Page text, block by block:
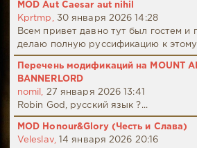
MOD Aut Caesar aut nihil
Kprtmp,
30 января 2026 14:28
Всем привет давно тут был гостем и
делаю полную руссификацию к
Перечень модификаций на MOUNT
BANNERLORD
nomil,
27 января 2026 13:41
Robin God, русский язык ?...
MOD Honour&Glory (Честь и Слава)
Veleslav,
14 января 2026 20:16